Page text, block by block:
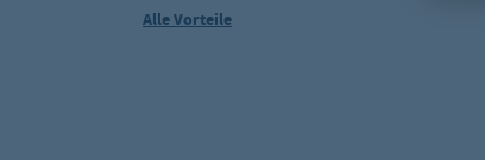
Alle Vorteile